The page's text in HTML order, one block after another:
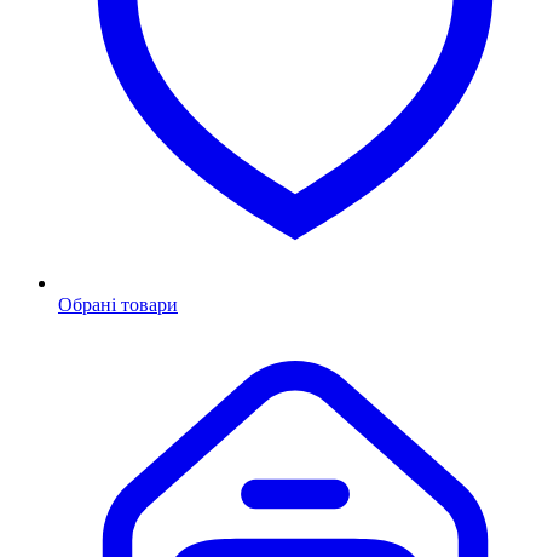
Обрані товари